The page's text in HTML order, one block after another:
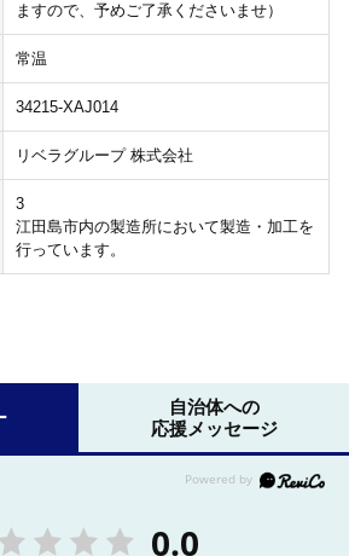
ますので、予めご了承くださいませ）
常温
34215-XAJ014
リベラグループ 株式会社
3
江田島市内の製造所において製造・加工を
行っています。
自治体への
応援メッセージ
0.0